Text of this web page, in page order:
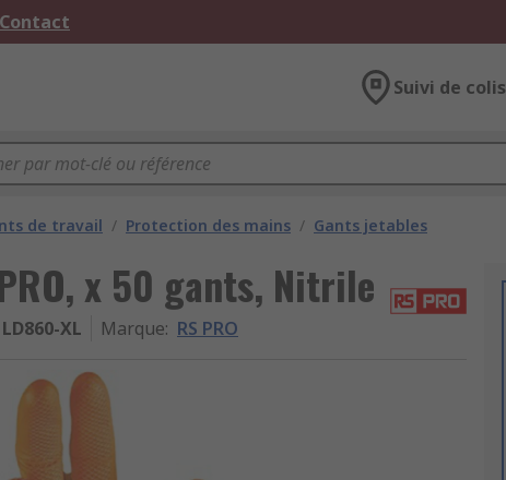
Suivi de colis
de travail / Protection des mains / Gants jetables
x 50 gants, Nitrile
LD860-XL Marque: RS PRO